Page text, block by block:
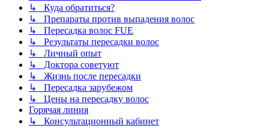
↳ Куда обратиться?
↳ Препараты против выпадения волос
↳ Пересадка волос FUE
↳ Результаты пересадки волос
↳ Личный опыт
↳ Доктора советуют
↳ Жизнь после пересадки
↳ Пересадка зарубежом
↳ Цены на пересадку волос
Горячая линия
↳ Консультационный кабинет